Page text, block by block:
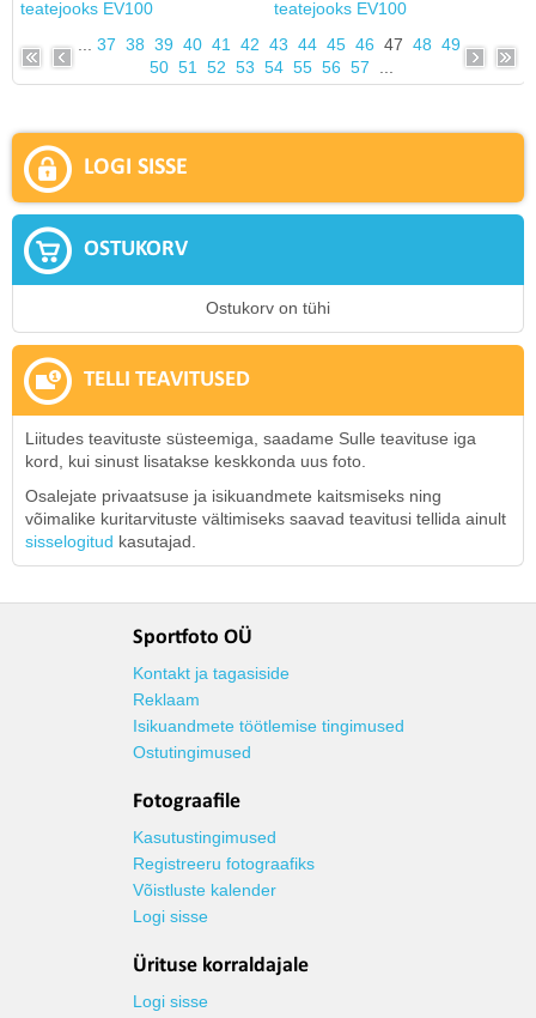
37 38 39 40 41 42 43 44 45 46 47 48 49
50 51 52 53 54 55 56 57
LOGI SISSE
OSTUKORV
Ostukorv on tühi
TELLI TEAVITUSED
Liitudes teavituste süsteemiga, saadame Sulle teavituse iga
kord, kui sinust lisatakse keskkonda uus foto.
Osalejate privaatsuse ja isikuandmete kaitsmiseks ning
võimalike kuritarvituste vältimiseks saavad teavitusi tellida ainult
sisselogitud kasutajad.
Sportfoto OÜ
Kontakt ja tagasiside
Reklaam
Isikuandmete töötlemise tingimused
Ostutingimused
Fotograafile
Kasutustingimused
Registreeru fotograafiks
Võistluste kalender
Logi sisse
Ürituse korraldajale
Logi sisse